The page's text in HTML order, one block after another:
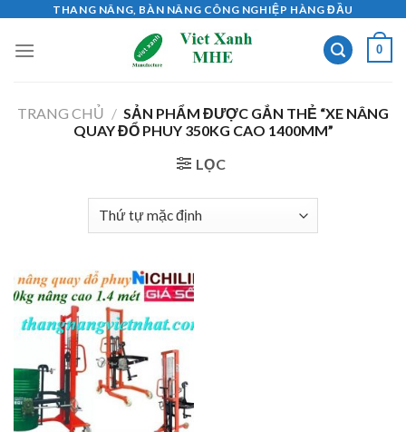
content
THANG NÂNG, BÀN NÂNG CÔNG NGHIỆP HÀNG ĐẦU
0
TRANG CHỦ / SẢN PHẨM ĐƯỢC GẮN THẺ “XE NÂNG
QUAY ĐỔ PHUY 350KG CAO 1400MM”
LỌC